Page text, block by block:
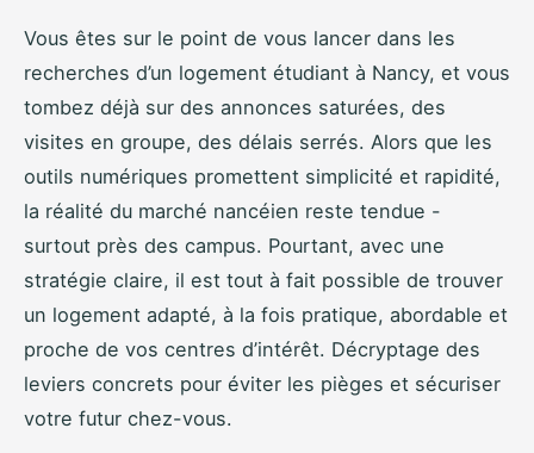
Vous êtes sur le point de vous lancer dans les
recherches d’un logement étudiant à Nancy, et vous
tombez déjà sur des annonces saturées, des
visites en groupe, des délais serrés. Alors que les
outils numériques promettent simplicité et rapidité,
la réalité du marché nancéien reste tendue -
surtout près des campus. Pourtant, avec une
stratégie claire, il est tout à fait possible de trouver
un logement adapté, à la fois pratique, abordable et
proche de vos centres d’intérêt. Décryptage des
leviers concrets pour éviter les pièges et sécuriser
votre futur chez-vous.